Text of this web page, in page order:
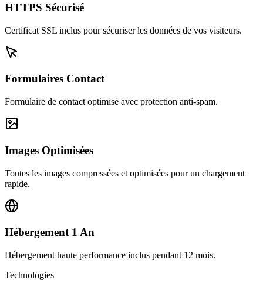
HTTPS Sécurisé
Certificat SSL inclus pour sécuriser les données de vos visiteurs.
Formulaires Contact
Formulaire de contact optimisé avec protection anti-spam.
Images Optimisées
Toutes les images compressées et optimisées pour un chargement
rapide.
Hébergement 1 An
Hébergement haute performance inclus pendant 12 mois.
Technologies